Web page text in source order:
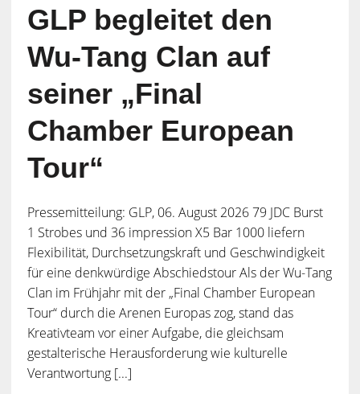
GLP begleitet den
Wu-Tang Clan auf
seiner „Final
Chamber European
Tour“
Pressemitteilung: GLP, 06. August 2026 79 JDC Burst
1 Strobes und 36 impression X5 Bar 1000 liefern
Flexibilität, Durchsetzungskraft und Geschwindigkeit
für eine denkwürdige Abschiedstour Als der Wu-Tang
Clan im Frühjahr mit der „Final Chamber European
Tour“ durch die Arenen Europas zog, stand das
Kreativteam vor einer Aufgabe, die gleichsam
gestalterische Herausforderung wie kulturelle
Verantwortung [...]